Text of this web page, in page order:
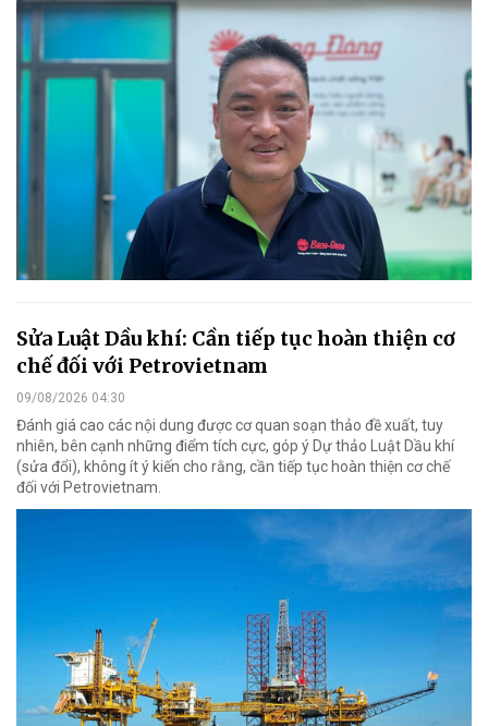
Sửa Luật Dầu khí: Cần tiếp tục hoàn thiện cơ
chế đối với Petrovietnam
09/08/2026 04:30
Đánh giá cao các nội dung được cơ quan soạn thảo đề xuất, tuy
nhiên, bên cạnh những điểm tích cực, góp ý Dự thảo Luật Dầu khí
(sửa đổi), không ít ý kiến cho rằng, cần tiếp tục hoàn thiện cơ chế
đối với Petrovietnam.